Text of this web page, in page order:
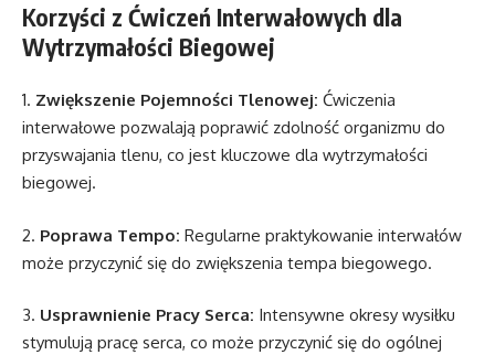
Korzyści z Ćwiczeń Interwałowych dla
Wytrzymałości Biegowej
1. Zwiększenie Pojemności Tlenowej: Ćwiczenia
interwałowe pozwalają poprawić zdolność organizmu do
przyswajania tlenu, co jest kluczowe dla wytrzymałości
biegowej.
2. Poprawa Tempo: Regularne praktykowanie interwałów
może przyczynić się do zwiększenia tempa biegowego.
3. Usprawnienie Pracy Serca: Intensywne okresy wysiłku
stymulują pracę serca, co może przyczynić się do ogólnej